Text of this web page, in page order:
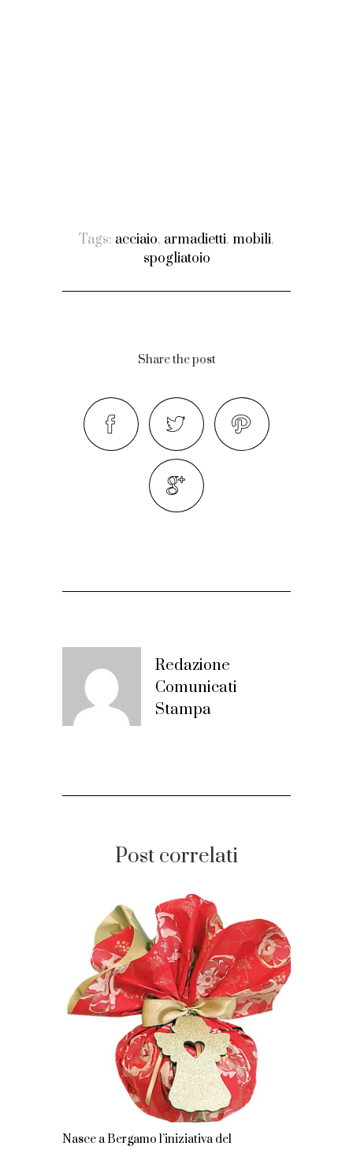
Tags: acciaio, armadietti, mobili,
spogliatoio
Share the post
Redazione
Comunicati
Stampa
Post correlati
Nasce a Bergamo l’iniziativa del